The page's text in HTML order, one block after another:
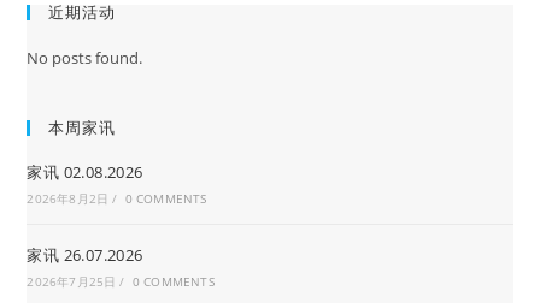
近期活动
No posts found.
本周家讯
家讯 02.08.2026
2026年8月2日 / 0 COMMENTS
家讯 26.07.2026
2026年7月25日 / 0 COMMENTS